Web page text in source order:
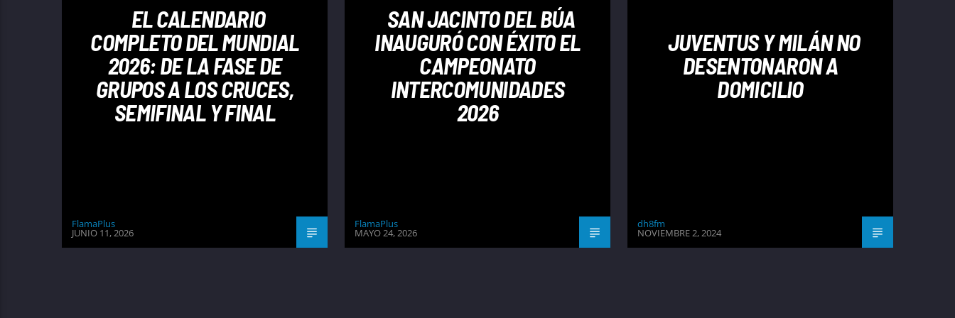
EL CALENDARIO
COMPLETO DEL MUNDIAL
2026: DE LA FASE DE
GRUPOS A LOS CRUCES,
SEMIFINAL Y FINAL
FlamaPlus
JUNIO 11, 2026
SAN JACINTO DEL BÚA
INAUGURÓ CON ÉXITO EL
CAMPEONATO
INTERCOMUNIDADES
2026
FlamaPlus
MAYO 24, 2026
JUVENTUS Y MILÁN NO
DESENTONARON A
DOMICILIO
dh8fm
NOVIEMBRE 2, 2024